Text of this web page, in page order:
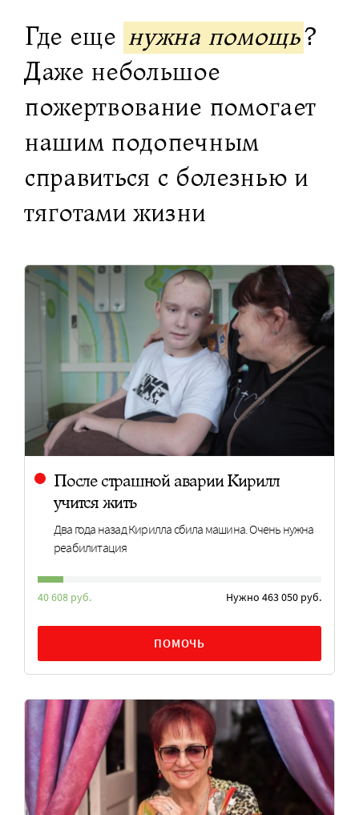
Где еще нужна помощь?
Даже небольшое
пожертвование помогает
нашим подопечным
справиться с болезнью и
тяготами жизни
После страшной аварии Кирилл
учится жить
Два года назад Кирилла сбила машина. Очень нужна
реабилитация
40 608 руб. Нужно 463 050 руб.
ПОМОЧЬ